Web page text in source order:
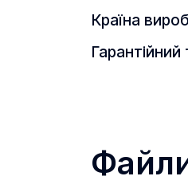
Країна
Гарантійний